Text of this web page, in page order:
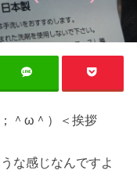
＾ω＾）＜挨拶
な感じなんですよ